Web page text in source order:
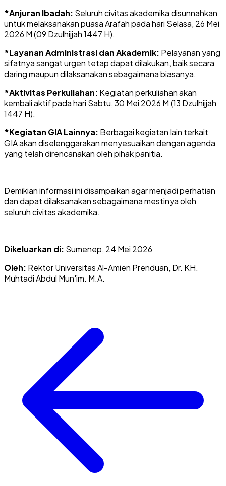
*Anjuran Ibadah: Seluruh civitas akademika disunnahkan
untuk melaksanakan puasa Arafah pada hari Selasa, 26 Mei
2026 M (09 Dzulhijjah 1447 H).
*Layanan Administrasi dan Akademik: Pelayanan yang
sifatnya sangat urgen tetap dapat dilakukan, baik secara
daring maupun dilaksanakan sebagaimana biasanya.
*Aktivitas Perkuliahan: Kegiatan perkuliahan akan
kembali aktif pada hari Sabtu, 30 Mei 2026 M (13 Dzulhijjah
1447 H).
*Kegiatan GIA Lainnya: Berbagai kegiatan lain terkait
GIA akan diselenggarakan menyesuaikan dengan agenda
yang telah direncanakan oleh pihak panitia.
Demikian informasi ini disampaikan agar menjadi perhatian
dan dapat dilaksanakan sebagaimana mestinya oleh
seluruh civitas akademika.
Dikeluarkan di: Sumenep, 24 Mei 2026
Oleh: Rektor Universitas Al-Amien Prenduan, Dr. KH.
Muhtadi Abdul Mun'im. M.A.